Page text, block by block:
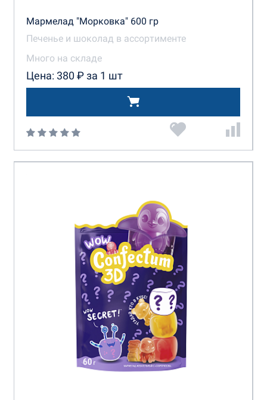
Мармелад "Морковка" 600 гр
Печенье и шоколад в ассортименте
Много на складе
Цена: 380 ₽ за 1 шт